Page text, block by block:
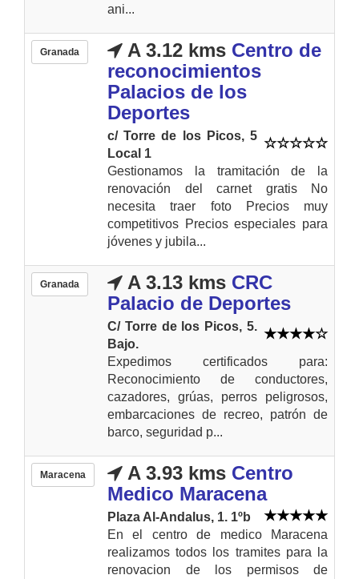
ani...
Granada A 3.12 kms Centro de
reconocimientos
Palacios de los
Deportes
c/ Torre de los Picos, 5
Local 1
Gestionamos la tramitación de la
renovación del carnet gratis No
necesita traer foto Precios muy
competitivos Precios especiales para
jóvenes y jubila...
Granada A 3.13 kms CRC
Palacio de Deportes
C/ Torre de los Picos, 5.
Bajo.
Expedimos certificados para:
Reconocimiento de conductores,
cazadores, grúas, perros peligrosos,
embarcaciones de recreo, patrón de
barco, seguridad p...
Maracena A 3.93 kms Centro
Medico Maracena
Plaza Al-Andalus, 1. 1ºb
En el centro de medico Maracena
realizamos todos los tramites para la
renovacion de los permisos de